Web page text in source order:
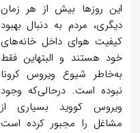
این روزها بیش از هر زمان
دیگری، مردم به دنبال بهبود
کیفیت هوای داخل خانه‌های
خود هستند و البتهاین فقط
به‌خاطر شیوع ویروس کرونا
نبوده است. درحالی‌که وجود
ویروس کووید بسیاری از
مشاغل را مجبور کرده است